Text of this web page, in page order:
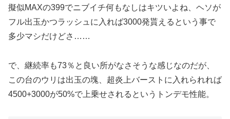
擬似MAXの399でニブイチ何もなしはキツいよね、ヘソが
フル出玉かつラッシュに入れば3000発貰えるという事で
多少マシだけどさ……
で、継続率も73％と良い所がなさそうな感じなのだが、
この台のウリは出玉の塊、超炎上バーストに入れられれば
4500+3000が50%で上乗せされるというトンデモ性能。